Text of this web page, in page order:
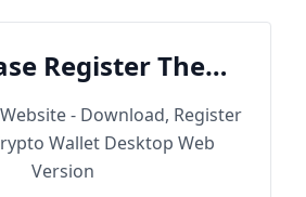
Register Then
Download- Download, Register
Wallet Desktop Web
Version